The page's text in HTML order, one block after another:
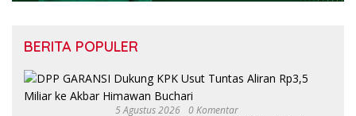
BERITA POPULER
5 Agustus 2026 0 Komentar